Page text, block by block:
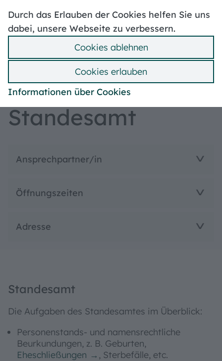
Durch das Erlauben der Cookies helfen Sie uns
dabei, unsere Webseite zu verbessern.
Cookies ablehnen
Informationen über Cookies
Cookies erlauben
Hilfe
Stellenangebote
Mängelmelder
Ummeldung
Bebauungspläne
Volksbegehren
Wahlen
Bürgerbüro
Standesamt
Ansprechpartner/in
Öffnungszeiten
Adresse
Standesamt
Die Aufgaben des Standesamtes im Überblick:
Personenstands- und namensrechtliche
Beurkundungen, z. B. Geburten,
Eheschließungen
, Sterbefälle, etc.